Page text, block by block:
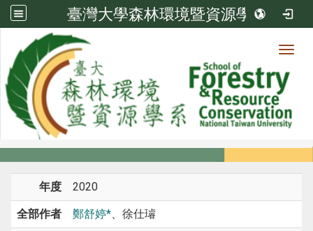
臺灣大學森林環境暨資源學系
系所成員
系所成員
年度 2020
全部作者 鄭舒婷*、徐仕璿